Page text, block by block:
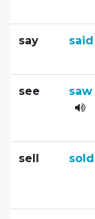
say said
see saw
sell sold